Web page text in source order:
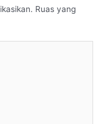
Ruas yang